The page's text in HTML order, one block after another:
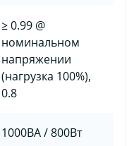
≥ 0.99 @
номинальном
напряжении
(нагрузка 100%),
0.8
1000ВА / 800Вт